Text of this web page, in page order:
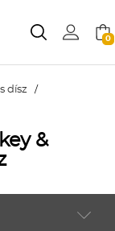
0
dísz /
&